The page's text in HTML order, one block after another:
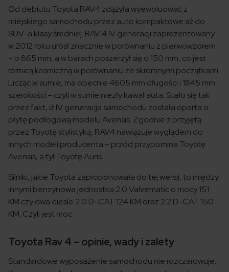
Od debiutu Toyota RAV4 zdążyła wyewoluować z
miejskiego samochodu przez auto kompaktowe aż do
SUV-a klasy średniej. RAV 4 IV generacji zaprezentowany
w 2012 roku urósł znacznie w porównaniu z pierwowzorem
– o 865 mm, a w barach poszerzył się o 150 mm, co jest
różnicą kosmiczną w porównaniu ze skromnymi początkami.
Licząc w sumie, ma obecnie 4605 mm długości i 1845 mm
szerokości – czyli w sumie niezły kawał auta. Stało się tak
przez fakt, iż IV generacja samochodu została oparta o
płytę podłogową modelu Avensis. Zgodnie z przyjętą
przez Toyotę stylistyką, RAV4 nawiązuje wyglądem do
innych modeli producenta – przód przypomina Toyotę
Avensis, a tył Toyotę Auris.
Silniki, jakie Toyota zaproponowała do tej wersji, to między
innymi benzynowa jednostka 2.0 Valvematic o mocy 151
KM czy dwa diesle 2.0 D-CAT 124 KM oraz 2.2 D-CAT 150
KM. Czyli jest moc.
Toyota Rav 4 – opinie, wady i zalety
Standardowe wyposażenie samochodu nie rozczarowuje.